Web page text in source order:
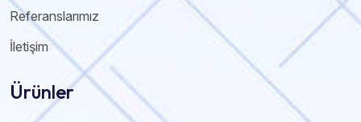
Referanslarımız
İletişim
Ürünler